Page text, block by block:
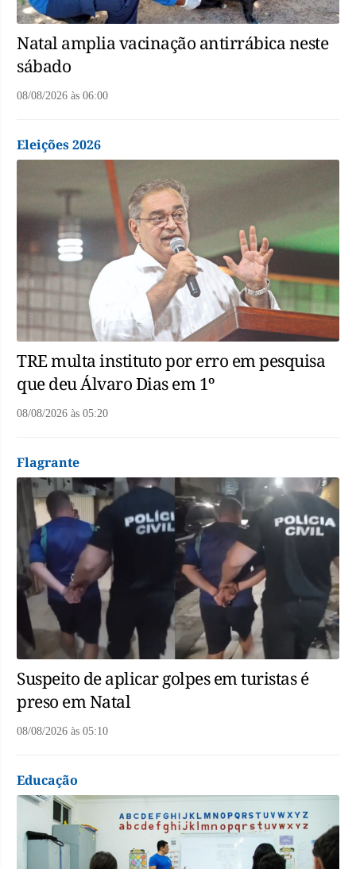
Natal amplia vacinação antirrábica neste
sábado
08/08/2026 às 06:00
Eleições 2026
TRE multa instituto por erro em pesquisa
que deu Álvaro Dias em 1º
08/08/2026 às 05:20
Flagrante
Suspeito de aplicar golpes em turistas é
preso em Natal
08/08/2026 às 05:10
Educação